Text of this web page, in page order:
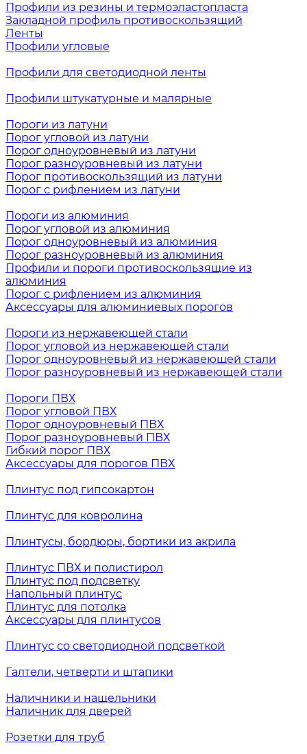
Профили из резины и термоэластопласта
Закладной профиль противоскользящий
Ленты
Профили угловые
Профили для светодиодной ленты
Профили штукатурные и малярные
Пороги из латуни
Порог угловой из латуни
Порог одноуровневый из латуни
Порог разноуровневый из латуни
Порог противоскользящий из латуни
Порог с рифлением из латуни
Пороги из алюминия
Порог угловой из алюминия
Порог одноуровневый из алюминия
Порог разноуровневый из алюминия
Профили и пороги противоскользящие из
алюминия
Порог с рифлением из алюминия
Аксессуары для алюминиевых порогов
Пороги из нержавеющей стали
Порог угловой из нержавеющей стали
Порог одноуровневый из нержавеющей стали
Порог разноуровневый из нержавеющей стали
Пороги ПВХ
Порог угловой ПВХ
Порог одноуровневый ПВХ
Порог разноуровневый ПВХ
Гибкий порог ПВХ
Аксессуары для порогов ПВХ
Плинтус под гипсокартон
Плинтус для ковролина
Плинтусы, бордюры, бортики из акрила
Плинтус ПВХ и полистирол
Плинтус под подсветку
Напольный плинтус
Плинтус для потолка
Аксессуары для плинтусов
Плинтус со светодиодной подсветкой
Галтели, четверти и штапики
Наличники и нащельники
Наличник для дверей
Розетки для труб